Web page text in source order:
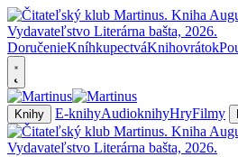
DoručenieKníhkupectváKnihovrátok
Knihy E-knihyAudioknihyHryFilmy